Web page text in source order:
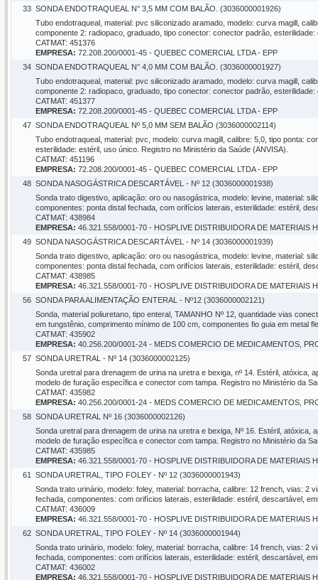
33 SONDA ENDOTRAQUEAL N° 3,5 MM COM BALÃO. (3036000001926)
Tubo endotraqueal, material: pvc siliconizado aramado, modelo: curva magill,
componente 2: radiopaco, graduado, tipo conector: conector padrão,
CATMAT: 451376
EMPRESA: 72.208.200/0001-45 - QUEBEC COMERCIAL LTDA - EPP
34 SONDA ENDOTRAQUEAL N° 4,0 MM COM BALÃO. (3036000001927)
Tubo endotraqueal, material: pvc siliconizado aramado, modelo: curva magill,
componente 2: radiopaco, graduado, tipo conector: conector padrão,
CATMAT: 451377
EMPRESA: 72.208.200/0001-45 - QUEBEC COMERCIAL LTDA - EPP
47 SONDA ENDOTRAQUEAL Nº 5,0 MM SEM BALÃO (3036000002114)
Tubo endotraqueal, material: pvc, modelo: curva magill, calibre: 5,0, tipo ponta:
esterilidade: estéril, uso único. Registro no Ministério da Saúde (ANVISA).
CATMAT: 451196
EMPRESA: 72.208.200/0001-45 - QUEBEC COMERCIAL LTDA - EPP
48 SONDA NASOGÁSTRICA DESCARTÁVEL - Nº 12 (3036000001938)
Sonda trato digestivo, aplicação: oro ou nasogástrica, modelo: levine, material:
componentes: ponta distal fechada, com orifícios laterais, esterilidade: estéril,
CATMAT: 438984
EMPRESA: 46.321.558/0001-70 - HOSPLIVE DISTRIBUIDORA DE MATERIAIS
49 SONDA NASOGÁSTRICA DESCARTÁVEL - Nº 14 (3036000001939)
Sonda trato digestivo, aplicação: oro ou nasogástrica, modelo: levine, material:
componentes: ponta distal fechada, com orifícios laterais, esterilidade: estéril,
CATMAT: 438985
EMPRESA: 46.321.558/0001-70 - HOSPLIVE DISTRIBUIDORA DE MATERIAIS
56 SONDA PARA ALIMENTAÇÃO ENTERAL - Nº12 (3036000002121)
Sonda, material poliuretano, tipo enteral, TAMANHO Nº 12, quantidade vias
em tungstênio, comprimento mínimo de 100 cm, componentes fio guia em metal
CATMAT: 435902
EMPRESA: 40.256.200/0001-24 - MEDS COMERCIO DE MEDICAMENTOS,
57 SONDA URETRAL - Nº 14 (3036000002125)
Sonda uretral para drenagem de urina na uretra e bexiga, nº 14. Estéril,
modelo de furação específica e conector com tampa. Registro no Ministério da
CATMAT: 435982
EMPRESA: 40.256.200/0001-24 - MEDS COMERCIO DE MEDICAMENTOS,
58 SONDA URETRAL Nº 16 (3036000002126)
Sonda uretral para drenagem de urina na uretra e bexiga, Nº 16. Estéril,
modelo de furação específica e conector com tampa. Registro no Ministério da
CATMAT: 435985
EMPRESA: 46.321.558/0001-70 - HOSPLIVE DISTRIBUIDORA DE MATERIAIS
61
SONDA URETRAL, TIPO FOLEY - Nº 12 (3036000001943)
Sonda trato urinário, modelo: foley, material: borracha, calibre: 12 french, vias:
fechada, componentes: com orifícios laterais, esterilidade: estéril, descartável,
CATMAT: 436009
EMPRESA: 46.321.558/0001-70 - HOSPLIVE DISTRIBUIDORA DE MATERIAIS
62 SONDA URETRAL, TIPO FOLEY - Nº 14 (3036000001944)
Sonda trato urinário, modelo: foley, material: borracha, calibre: 14 french, vias:
fechada, componentes: com orifícios laterais, esterilidade: estéril, descartável,
CATMAT: 436002
EMPRESA: 46.321.558/0001-70 - HOSPLIVE DISTRIBUIDORA DE MATERIAIS